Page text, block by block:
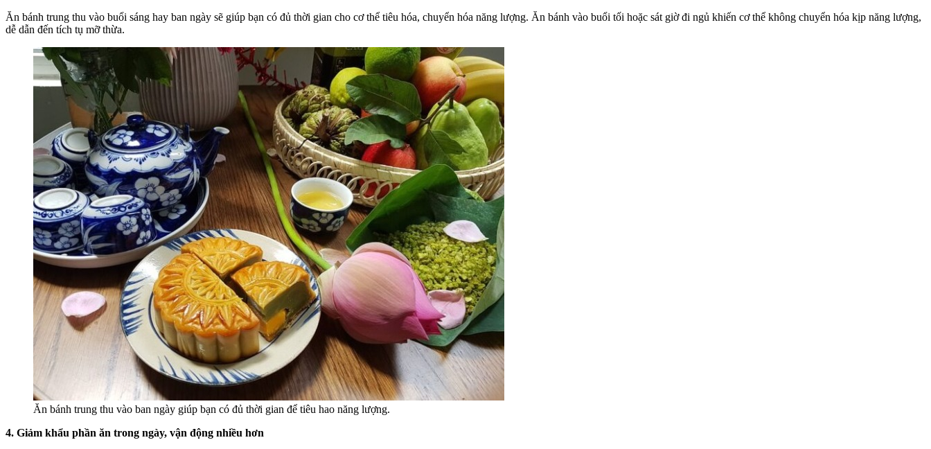
Ăn bánh trung thu vào buổi sáng hay ban ngày sẽ giúp bạn có đủ thời gian cho cơ thể tiêu hóa, chuyển hóa năng lượng. Ăn bánh vào buổi tối hoặc sát giờ đi ngủ khiến cơ thể không chuyển hóa kịp năng lượng,
dễ dẫn đến tích tụ mỡ thừa.
Ăn bánh trung thu vào ban ngày giúp bạn có đủ thời gian để tiêu hao năng lượng.
4. Giảm khẩu phần ăn trong ngày, vận động nhiều hơn